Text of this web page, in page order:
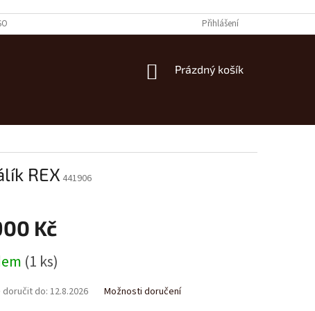
ÚDAJŮ Přihlášení
NÁKUPNÍ
Prázdný košík
REX 441906
Kč
(1 ks)
doručit do:12.8.2026 Možnosti doručení